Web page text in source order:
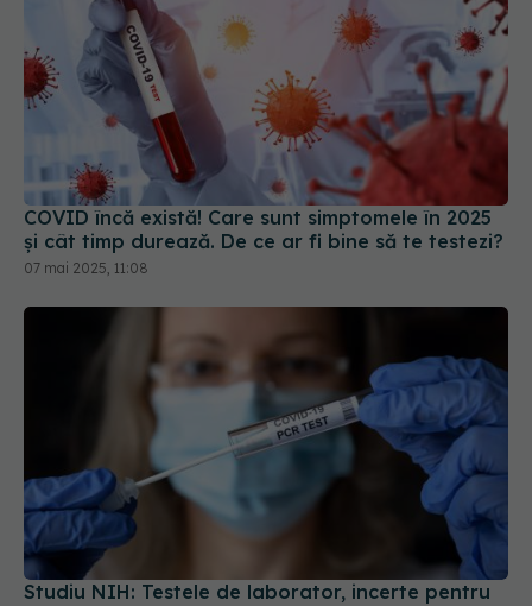
COVID încă există! Care sunt simptomele în 2025
și cât timp durează. De ce ar fi bine să te testezi?
07 mai 2025, 11:08
Studiu NIH: Testele de laborator, incerte pentru
diagnosticul de long-COVID
15 aug 2024, 18:22